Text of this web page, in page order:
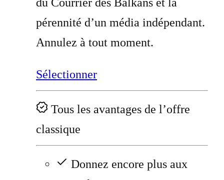
du Courrier des Balkans et la
pérennité d’un média indépendant.
Annulez à tout moment.
Sélectionner
Tous les avantages de l’offre
classique
Donnez encore plus aux